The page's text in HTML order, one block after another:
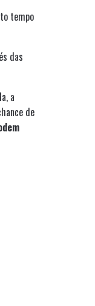
tempo
das
a
de